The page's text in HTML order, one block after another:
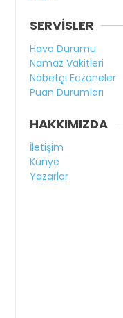
SERVİSLER
Hava Durumu
Namaz Vakitleri
Nöbetçi Eczaneler
Puan Durumları
HAKKIMIZDA
İletişim
Künye
Yazarlar